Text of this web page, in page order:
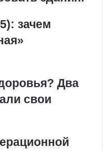
зачем
Два
свои